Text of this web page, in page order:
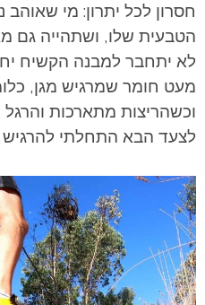
חסרון לכל יתרון: מי
הטבעית שלו, ושתהייה גם
לא יתחבר למבנה הקשיח
מעט חומר שמרגיש מגן,
וכשהריצות מתארכות
לצעד הבא התחלתי להרגיש את 300